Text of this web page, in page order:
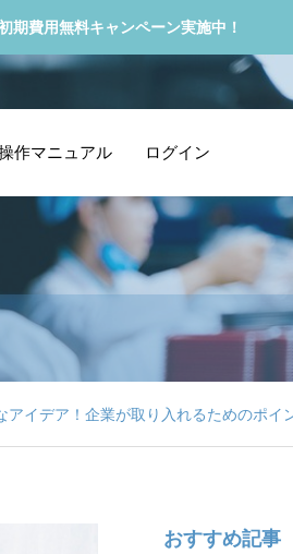
期費用無料キャンペーン実施中！
作マニュアル ログイン
イデア！企業が取り入れるためのポイン
おすすめ記事